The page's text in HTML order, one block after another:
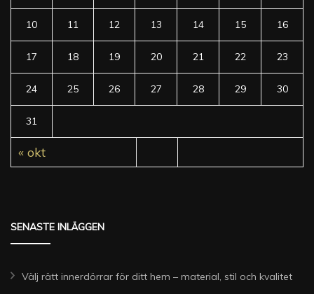
10 11 12 13 14 15 16
17 18 19 20 21 22 23
24 25 26 27 28 29 30
31
« okt
SENASTE INLÄGGEN
Välj rätt innerdörrar för ditt hem – material, stil och kvalitet